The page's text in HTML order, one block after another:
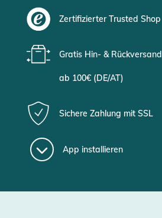
Zertifizierter Trusted Shop
Gratis Hin- & Rückversand
ab 100€ (DE/AT)
Sichere Zahlung mit SSL
App installieren